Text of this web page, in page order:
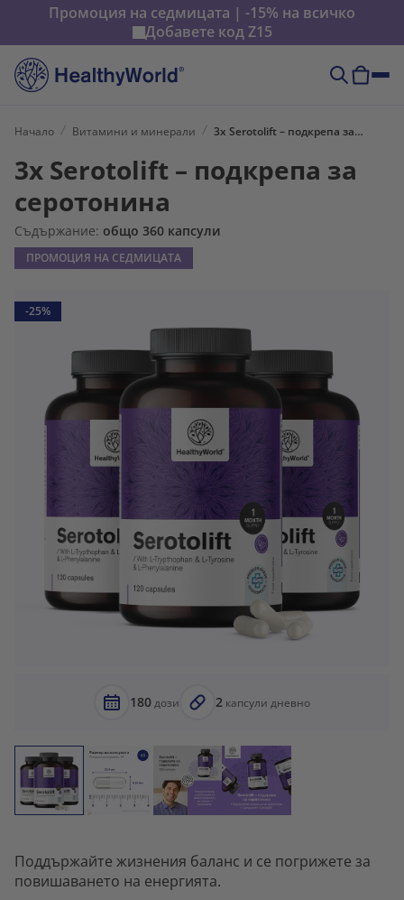
Промоция на седмицата | -15% на всичко
Добавете кодZ15
Начало Витамини и минерали 3x Serotolift – подкрепа за серотонина
3x Serotolift – подкрепа за
серотонина
Съдържание: общо 360 капсули
ПРОМОЦИЯ НА СЕДМИЦАТА
-25%
180дози 2 капсули дневно
Поддържайте жизнения баланс и се погрижете за
повишаването на енергията.